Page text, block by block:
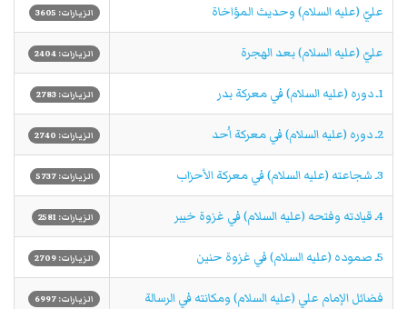
عليّ (عليه السلام) وحديث المؤاخاة الزيارات: 3605
عليّ (عليه السلام) بعد الهجرة الزيارات: 2404
1ـ دوره (عليه السلام) في معركة بدر الزيارات: 2783
2ـ دوره (عليه السلام) في معركة اُحد الزيارات: 2740
3ـ شجاعته (عليه السلام) في معركة الأحزاب الزيارات: 5737
4ـ قيادته وفتحه (عليه السلام) في غزوة خيبر الزيارات: 2581
5ـ صموده (عليه السلام) في غزوة حنين الزيارات: 2709
فضائل الإمام علي (عليه السلام) ومكانته في الرسالة
الزيارات: 6997